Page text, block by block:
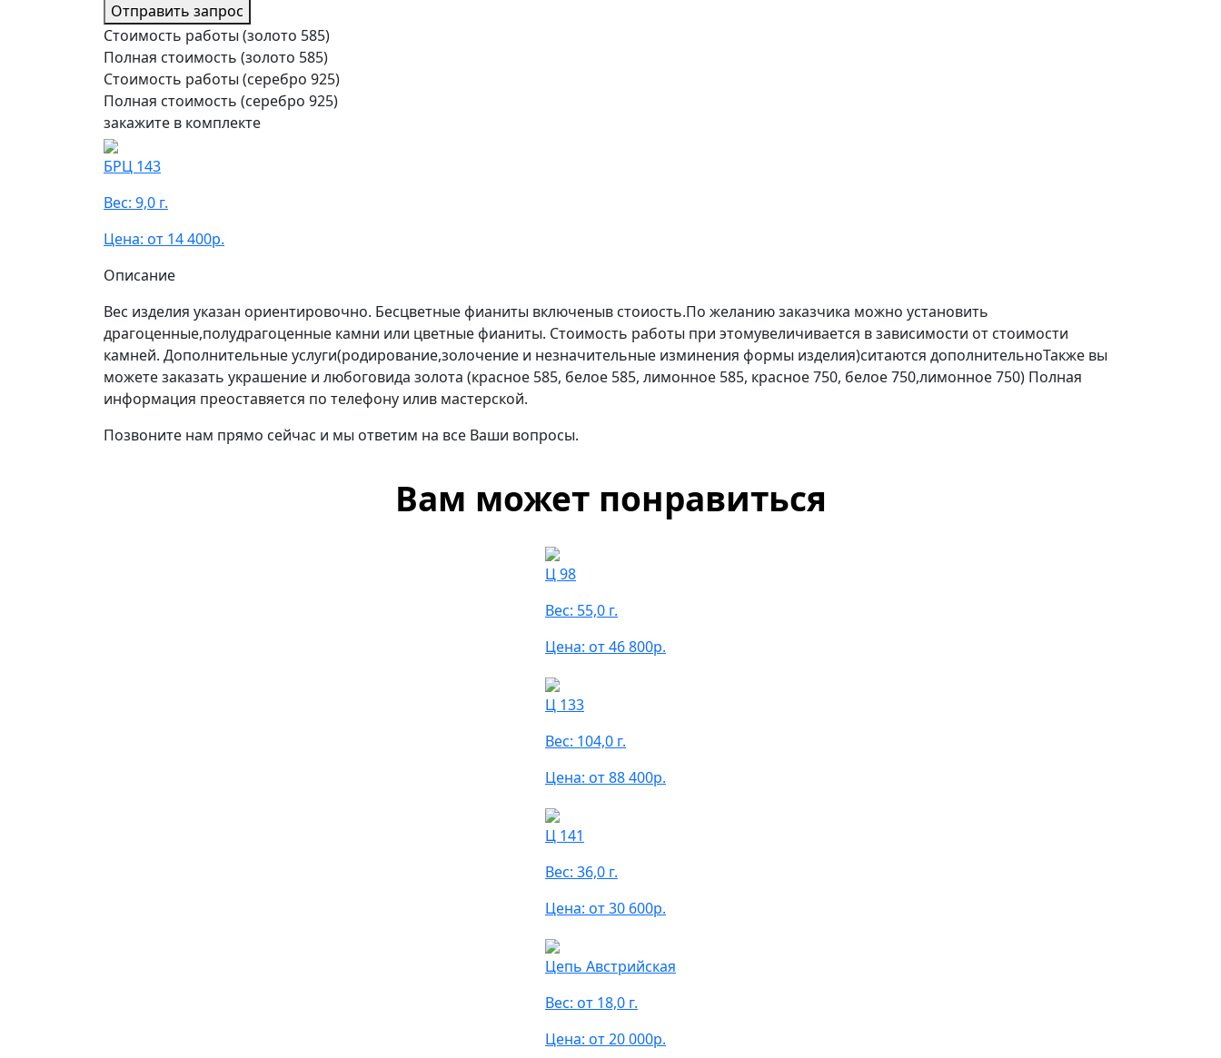
Отправить запрос
Стоимость работы (золото 585)
Полная стоимость (золото 585)
Стоимость работы (серебро 925)
Полная стоимость (серебро 925)
закажите в комплекте
БРЦ 143
Вес: 9,0 г.
Цена: от 14 400р.
Описание
Вес изделия указан ориентировочно. Бесцветные фианиты включеныв стоиость.По желанию заказчика можно установить
драгоценные,полудрагоценные камни или цветные фианиты. Стоимость работы при этомувеличивается в зависимости от стоимости
камней. Дополнительные услуги(родирование,золочение и незначительные изминения формы изделия)ситаются дополнительноТакже вы
можете заказать украшение и любоговида золота (красное 585, белое 585, лимонное 585, красное 750, белое 750,лимонное 750) Полная
информация преоставяется по телефону илив мастерской.
Позвоните нам прямо сейчас и мы ответим на все Ваши вопросы.
Вам может понравиться
Ц 98
Вес: 55,0 г.
Цена: от 46 800р.
Ц 133
Вес: 104,0 г.
Цена: от 88 400р.
Ц 141
Вес: 36,0 г.
Цена: от 30 600р.
Цепь Австрийская
Вес: от 18,0 г.
Цена: от 20 000р.